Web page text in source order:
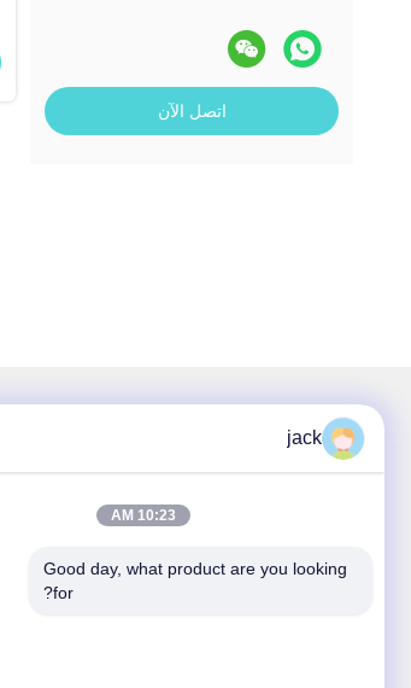
اتصل الآن
jack
10:23 AM
Good day, what product are you looking
for?